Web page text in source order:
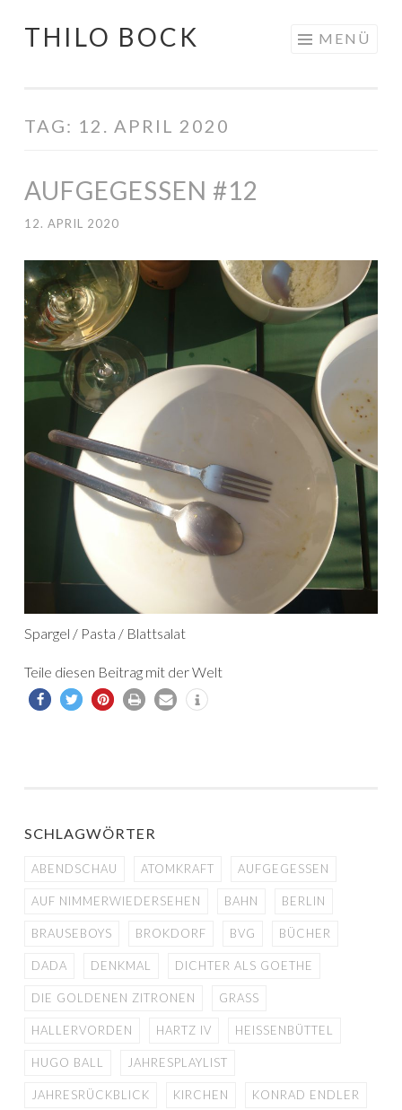
Springe
THILO BOCK MENÜ
TAG: 12. APRIL 2020
AUFGEGESSEN #12
12. APRIL 2020
Spargel / Pasta / Blattsalat
Teile diesen Beitrag mit der Welt
SCHLAGWÖRTER
ABENDSCHAU ATOMKRAFT AUFGEGESSEN
AUF NIMMERWIEDERSEHEN BAHN BERLIN
BRAUSEBOYS BROKDORF BVG BÜCHER
DADA DENKMAL DICHTER ALS GOETHE
DIE GOLDENEN ZITRONEN GRASS
HALLERVORDEN HARTZ IV HEISSENBÜTTEL
HUGO BALL JAHRESPLAYLIST
JAHRESRÜCKBLICK KIRCHEN KONRAD ENDLER